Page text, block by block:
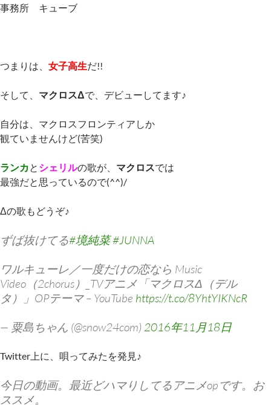
事務所 キューブ
つまりは、 女子高生だ!!
そして、 マクロスΔで、デビューしてます♪
自分は、マクロスフロンティアしか
観ていませんけど(苦笑)
ランカと シェリルの歌が、 マクロスでは
最強だと思っているので(^^)/
Δの歌もどうぞ♪
ずば抜けてる#境純菜#JUNNA
ワルキューレ／一度だけの恋なら Music
Video（2chorus）_TVアニメ「マクロスΔ（デル
タ）」OPテーマ – YouTube https://t.co/8YhtYIKNcR
— 粟島ちゃん (@snow24com) 2016年11月18日
Twitter上に、唄ってみたを発見♪
今日の動画。最近どハマりしてるアニメopです。お
ススメ。